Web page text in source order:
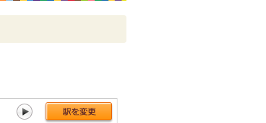
大正[130件] 芦原橋[295件]